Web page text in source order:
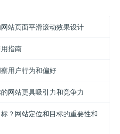
站页面平滑滚动效果设计
指南
用户行为和偏好
网站更具吸引力和竞争力
？网站定位和目标的重要性和